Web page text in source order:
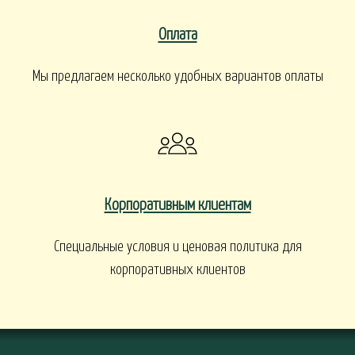
Оплата
Мы предлагаем несколько удобных вариантов оплаты
Корпоративным клиентам
Специальные условия и ценовая политика для
корпоративных клиентов